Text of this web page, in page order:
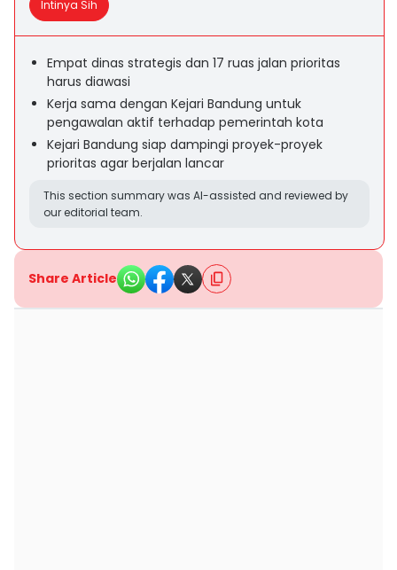
Intinya Sih
Empat dinas strategis dan 17 ruas jalan prioritas
harus diawasi
Kerja sama dengan Kejari Bandung untuk
pengawalan aktif terhadap pemerintah kota
Kejari Bandung siap dampingi proyek-proyek
prioritas agar berjalan lancar
This section summary was AI-assisted and reviewed by
our editorial team.
Share Article